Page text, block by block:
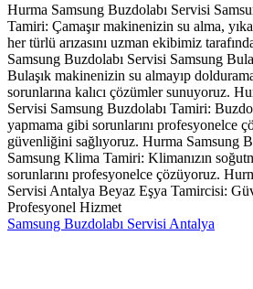
Hurma Samsung Buzdolabı Servisi
Tamiri: Çamaşır makinenizin su alma,
her türlü arızasını uzman ekibimiz
Samsung Buzdolabı Servisi Samsung
Bulaşık makinenizin su almayıp
sorunlarına kalıcı çözümler sunuyoruz.
Servisi Samsung Buzdolabı Tamiri:
yapmama gibi sorunlarını profesyonelce
güvenliğini sağlıyoruz. Hurma Samsung
Samsung Klima Tamiri: Klimanızın
sorunlarını profesyonelce çözüyoruz.
Servisi Antalya Beyaz Eşya Tamircisi:
Profesyonel Hizmet
Samsung Buzdolabı Servisi Antalya